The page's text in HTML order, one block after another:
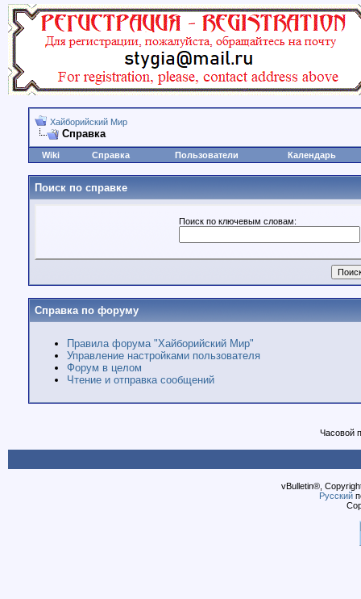
Хайборийский Мир
Справка
Wiki Справка Пользователи Календарь
Поиск по справке
Поиск по ключевым словам:
Справка по форуму
Правила форума "Хайборийский Мир"
Управление настройками пользователя
Форум в целом
Чтение и отправка сообщений
Часовой
vBulletin®,
Русский